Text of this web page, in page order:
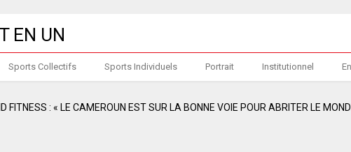
Sports Collectifs Sports Individuels Portrait Institutionnel